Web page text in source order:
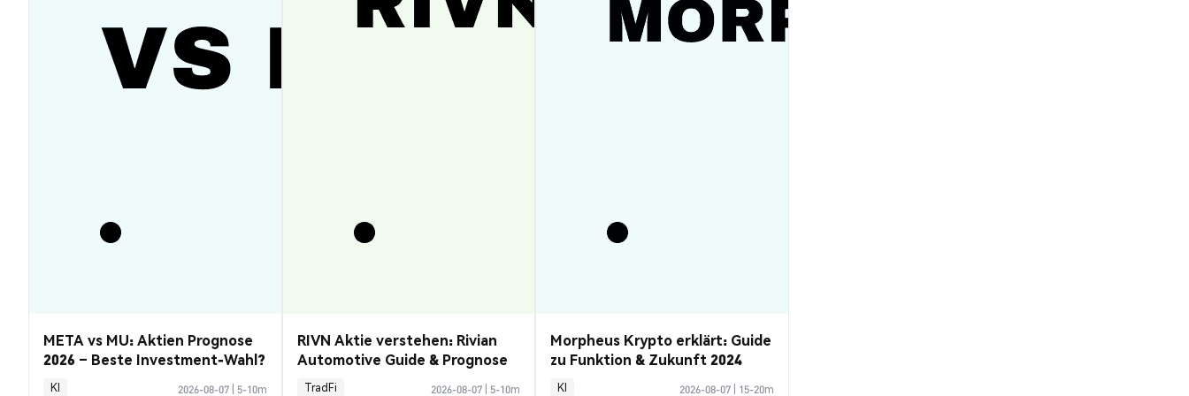
META vs MU: Aktien Prognose
2026 – Beste Investment-Wahl?
KI 2026-08-07 5-10m
RIVN Aktie verstehen: Rivian
Automotive Guide & Prognose
TradFi 2026-08-07 5-10m
Morpheus Krypto erklärt: Guide
zu Funktion & Zukunft 2024
KI 2026-08-07 15-20m